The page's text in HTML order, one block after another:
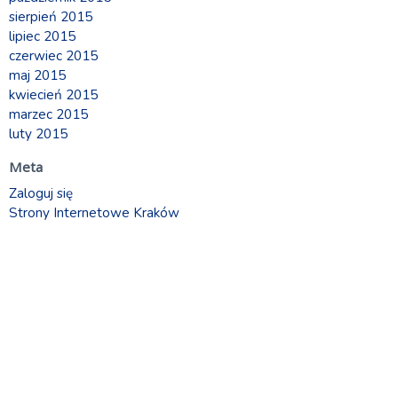
sierpień 2015
lipiec 2015
czerwiec 2015
maj 2015
kwiecień 2015
marzec 2015
luty 2015
Meta
Zaloguj się
Strony Internetowe Kraków